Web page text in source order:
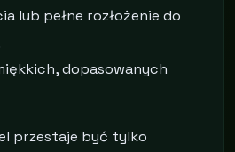
lub pełne rozłożenie do
dopasowanych
przestaje być tylko